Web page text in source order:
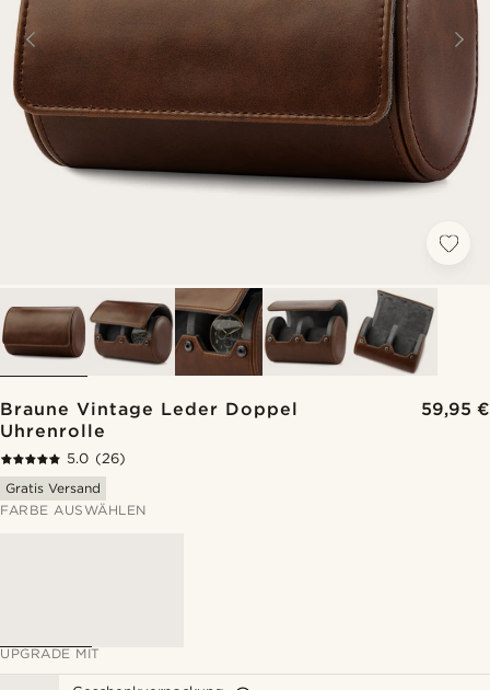
Braune Vintage Leder Doppel
Uhrenrolle
59,95 €
5.0 (26)
Gratis Versand
FARBE AUSWÄHLEN
UPGRADE MIT